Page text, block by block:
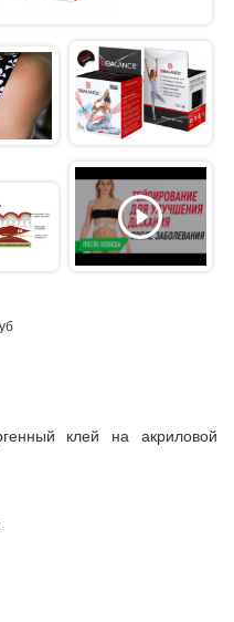
клей на акриловой